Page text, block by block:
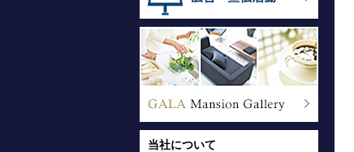
当社について